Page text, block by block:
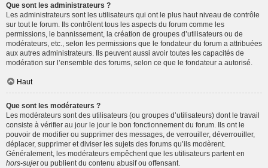
Que sont les administrateurs ?
Les administrateurs sont les utilisateurs qui ont le plus haut niveau de contrôle
sur tout le forum. Ils contrôlent tous les aspects du forum comme les
permissions, le bannissement, la création de groupes d’utilisateurs ou de
modérateurs, etc., selon les permissions que le fondateur du forum a attribuées
aux autres administrateurs. Ils peuvent aussi avoir toutes les capacités de
modération sur l’ensemble des forums, selon ce que le fondateur a autorisé.
Haut
Que sont les modérateurs ?
Les modérateurs sont des utilisateurs (ou groupes d’utilisateurs) dont le travail
consiste à vérifier au jour le jour le bon fonctionnement du forum. Ils ont le
pouvoir de modifier ou supprimer des messages, de verrouiller, déverrouiller,
déplacer, supprimer et diviser les sujets des forums qu’ils modèrent.
Généralement, les modérateurs empêchent que les utilisateurs partent en
hors-sujetou publient du contenu abusif ou offensant.